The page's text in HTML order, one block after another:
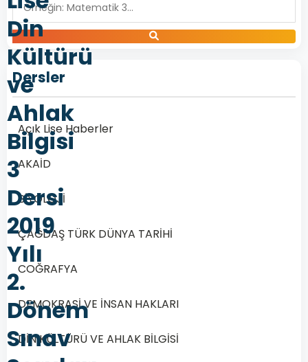
Din
Kültürü
ve
Ahlak
Bilgisi
3
Dersi
2019
Yılı
2.
Dönem
Sınav
Dersler
Açık Lise Haberler
AKAİD
BİYOLOJİ
ÇAĞDAŞ TÜRK DÜNYA TARİHİ
COĞRAFYA
DEMOKRASİ VE İNSAN HAKLARI
DİN KÜLTÜRÜ VE AHLAK BİLGİSİ